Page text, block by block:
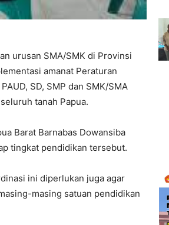
urusan SMA/SMK di Provinsi
amanat Peraturan
SD, SMP dan SMK/SMA
tanah Papua.
Barat Barnabas Dowansiba
tingkat pendidikan tersebut.
ini diperlukan juga agar
masing satuan pendidikan